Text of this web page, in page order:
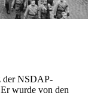
der NSDAP-
wurde von den